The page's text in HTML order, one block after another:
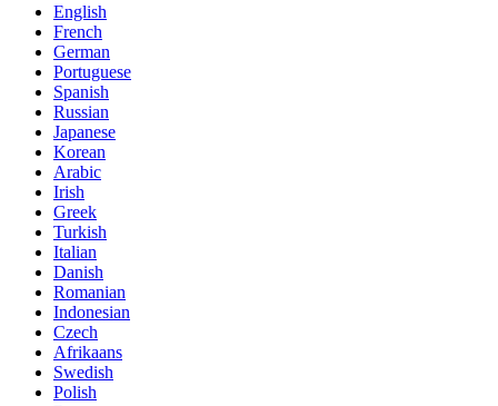
English
French
German
Portuguese
Spanish
Russian
Japanese
Korean
Arabic
Irish
Greek
Turkish
Italian
Danish
Romanian
Indonesian
Czech
Afrikaans
Swedish
Polish